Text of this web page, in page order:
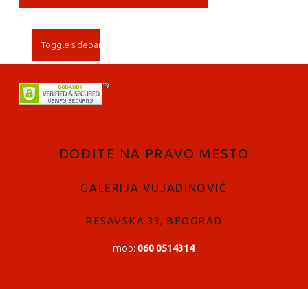
SIDEBAR
Toggle sidebar
FOOTER SIDEBAR
DOĐITE NA PRAVO MESTO
GALERIJA VUJADINOVIĆ
RESAVSKA 33, BEOGRAD
mob:060 0514314